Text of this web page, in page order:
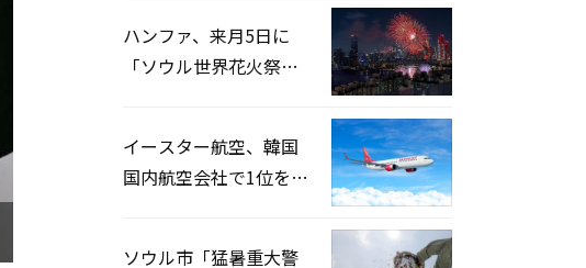
ハンファ、来月5日に
「ソウル世界花火祭り
イースター航空、韓国
国内航空会社で1位を記
ソウル市「猛暑重大警